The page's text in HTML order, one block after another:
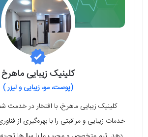
کلینیک زیبایی ماهرخ
(پوست، مو، زیبایی و لیزر )
کلینیک زیبایی ماهرخ، با افتخار در خدمت
خدمات زیبایی و مراقبتی را با بهره‌گیری از